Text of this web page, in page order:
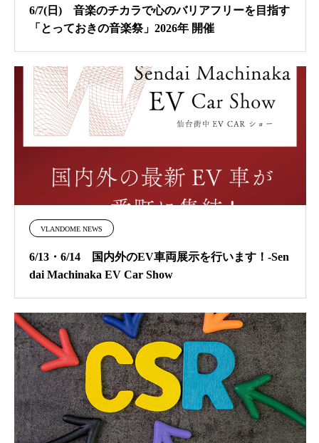
6/7(日) 音楽のチカラで心のバリアフリーを目指す
「とっておきの音楽祭」2026年 開催
VLANDOME NEWS
6/13・6/14 国内外のEV車両展示を行います！-Sen
dai Machinaka EV Car Show